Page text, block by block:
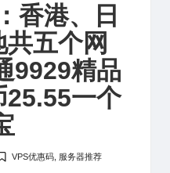
香港、日
五个网
9929精品
25.55一个
VPS优惠码 服务器推荐